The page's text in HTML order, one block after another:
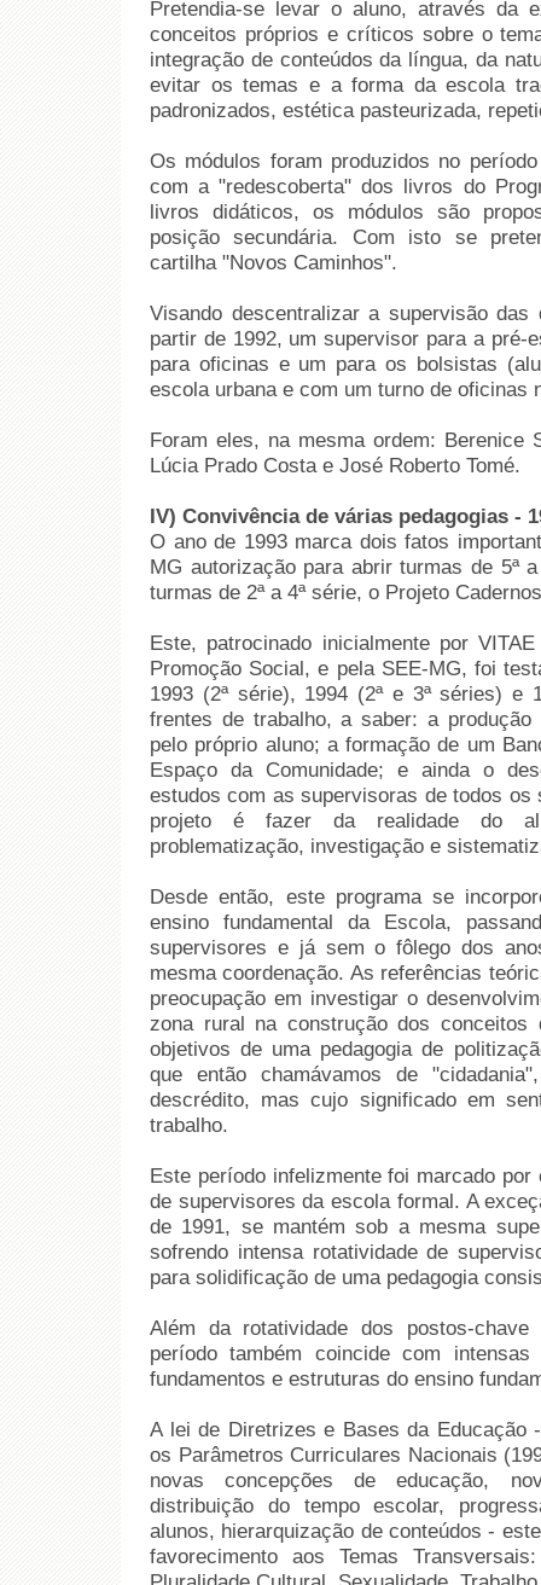
Pretendia-se levar o aluno, através da
conceitos próprios e críticos sobre o
integração de conteúdos da língua, da
evitar os temas e a forma da escola
padronizados, estética pasteurizada,
Os módulos foram produzidos no
com a "redescoberta" dos livros do
livros didáticos, os módulos são
posição secundária. Com isto se
cartilha "Novos Caminhos".
Visando descentralizar a supervisão
partir de 1992, um supervisor para a pré-
para oficinas e um para os bolsistas
escola urbana e com um turno de oficinas
Foram eles, na mesma ordem: Berenice
Lúcia Prado Costa e José Roberto Tomé.
IV) Convivência de várias pedagogias -
O ano de 1993 marca dois fatos
MG autorização para abrir turmas de 5ª
turmas de 2ª a 4ª série, o Projeto
Este, patrocinado inicialmente por
Promoção Social, e pela SEE-MG, foi
1993 (2ª série), 1994 (2ª e 3ª séries) e
frentes de trabalho, a saber: a
pelo próprio aluno; a formação de um
Espaço da Comunidade; e ainda o
estudos com as supervisoras de todos
projeto é fazer da realidade do
problematização, investigação e
Desde então, este programa se
ensino fundamental da Escola,
supervisores e já sem o fôlego dos
mesma coordenação. As referências
preocupação em investigar o
zona rural na construção dos
objetivos de uma pedagogia de
que então chamávamos de
descrédito, mas cujo significado em
trabalho.
Este período infelizmente foi marcado
de supervisores da escola formal. A
de 1991, se mantém sob a mesma
sofrendo intensa rotatividade de
para solidificação de uma pedagogia
Além da rotatividade dos postos-
período também coincide com
fundamentos e estruturas do ensino
A lei de Diretrizes e Bases da Educação
os Parâmetros Curriculares Nacionais
novas concepções de educação,
distribuição do tempo escolar,
alunos, hierarquização de conteúdos -
favorecimento aos Temas